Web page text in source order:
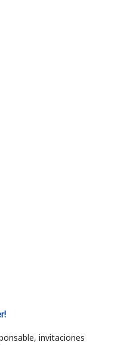
invitaciones